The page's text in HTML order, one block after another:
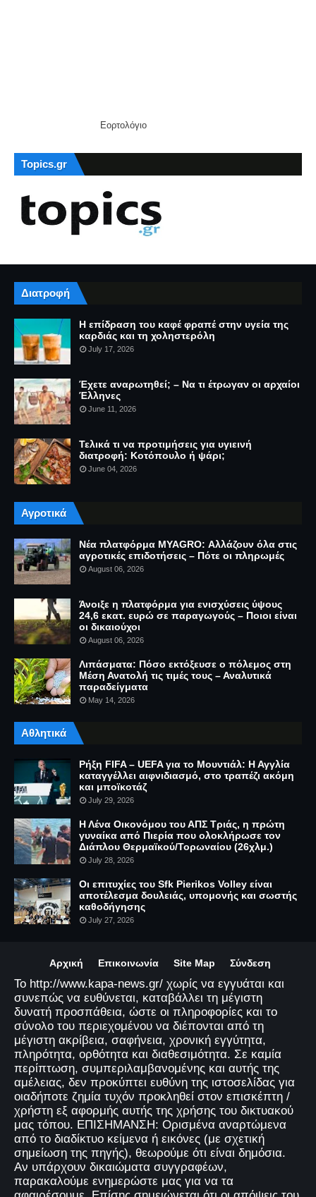
Εορτολόγιο
Topics.gr
Διατροφή
Η επίδραση του καφέ φραπέ στην υγεία της
καρδιάς και τη χοληστερόλη
July 17, 2026
Έχετε αναρωτηθεί; – Να τι έτρωγαν οι αρχαίοι
Έλληνες
June 11, 2026
Τελικά τι να προτιμήσεις για υγιεινή
διατροφή: Κοτόπουλο ή ψάρι;
June 04, 2026
Αγροτικά
Νέα πλατφόρμα MYAGRO: Αλλάζουν όλα στις
αγροτικές επιδοτήσεις – Πότε οι πληρωμές
August 06, 2026
Άνοιξε η πλατφόρμα για ενισχύσεις ύψους
24,6 εκατ. ευρώ σε παραγωγούς – Ποιοι είναι
οι δικαιούχοι
August 06, 2026
Λιπάσματα: Πόσο εκτόξευσε ο πόλεμος στη
Μέση Ανατολή τις τιμές τους – Αναλυτικά
παραδείγματα
May 14, 2026
Αθλητικά
Ρήξη FIFA – UEFA για το Μουντιάλ: Η Αγγλία
καταγγέλλει αιφνιδιασμό, στο τραπέζι ακόμη
και μποϊκοτάζ
July 29, 2026
Η Λένα Οικονόμου του ΑΠΣ Τριάς, η πρώτη
γυναίκα από Πιερία που ολοκλήρωσε τον
Διάπλου Θερμαϊκού/Τορωναίου (26χλμ.)
July 28, 2026
Οι επιτυχίες του Sfk Pierikos Volley είναι
αποτέλεσμα δουλειάς, υπομονής και σωστής
καθοδήγησης
July 27, 2026
Αρχική Επικοινωνία Site Map Σύνδεση
Το http://www.kapa-news.gr/ χωρίς να εγγυάται και
συνεπώς να ευθύνεται, καταβάλλει τη μέγιστη
δυνατή προσπάθεια, ώστε οι πληροφορίες και το
σύνολο του περιεχομένου να διέπονται από τη
μέγιστη ακρίβεια, σαφήνεια, χρονική εγγύτητα,
πληρότητα, ορθότητα και διαθεσιμότητα. Σε καμία
περίπτωση, συμπεριλαμβανομένης και αυτής της
αμέλειας, δεν προκύπτει ευθύνη της ιστοσελίδας για
οιαδήποτε ζημία τυχόν προκληθεί στον επισκέπτη /
χρήστη εξ αφορμής αυτής της χρήσης του δικτυακού
μας τόπου. ΕΠΙΣΗΜΑΝΣΗ: Ορισμένα αναρτώμενα
από το διαδίκτυο κείμενα ή εικόνες (με σχετική
σημείωση της πηγής), θεωρούμε ότι είναι δημόσια.
Αν υπάρχουν δικαιώματα συγγραφέων,
παρακαλούμε ενημερώστε μας για να τα